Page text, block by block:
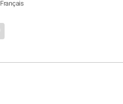
Français